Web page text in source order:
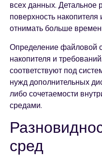
всех данных. Детальное
поверхность
отнимать больше
Определение файловой
накопителя и
соответствуют под
нужд дополнительных
либо сочетаемости
средами.
сред